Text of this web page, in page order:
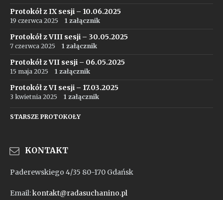
Protokół z IX sesji – 10.06.2025
19 czerwca 2025 1 załącznik
Protokół z VIII sesji – 30.05.2025
7 czerwca 2025 1 załącznik
Protokół z VII sesji – 06.05.2025
15 maja 2025 1 załącznik
Protokół z VI sesji – 17.03.2025
3 kwietnia 2025 1 załącznik
STARSZE PROTOKOŁY
KONTAKT
Paderewskiego 4/35 80-170 Gdańsk
Email:kontakt@radasuchanino.pl